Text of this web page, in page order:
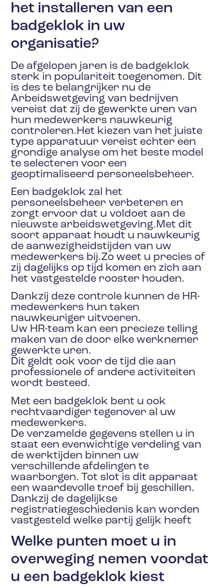
het installeren van een
badgeklok in uw
organisatie?
De afgelopen jaren is de badgeklok
sterk in populariteit toegenomen. Dit
is des te belangrijker nu de
Arbeidswetgeving van bedrijven
vereist dat zij de gewerkte uren van
hun medewerkers nauwkeurig
controleren.Het kiezen van het juiste
type apparatuur vereist echter een
grondige analyse om het beste model
te selecteren voor een
geoptimaliseerd personeelsbeheer.
Een badgeklok zal het
personeelsbeheer verbeteren en
zorgt ervoor dat u voldoet aan de
nieuwste arbeidswetgeving.Met dit
soort apparaat houdt u nauwkeurig
de aanwezigheidstijden van uw
medewerkers bij.Zo weet u precies of
zij dagelijks op tijd komen en zich aan
het vastgestelde rooster houden.
Dankzij deze controle kunnen de HR-
medewerkers hun taken
nauwkeuriger uitvoeren.
Uw HR-team kan een precieze telling
maken van de door elke werknemer
gewerkte uren.
Dit geldt ook voor de tijd die aan
professionele of andere activiteiten
wordt besteed.
Met een badgeklok bent u ook
rechtvaardiger tegenover al uw
medewerkers.
De verzamelde gegevens stellen u in
staat een evenwichtige verdeling van
de werktijden binnen uw
verschillende afdelingen te
waarborgen. Tot slot is dit apparaat
een waardevolle troef bij geschillen.
Dankzij de dagelijkse
registratiegeschiedenis kan worden
vastgesteld welke partij gelijk heeft
Welke punten moet u in
overweging nemen voordat
u een badgeklok kiest